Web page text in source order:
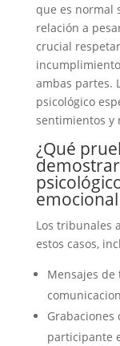
que es normal
relación a
crucial
ambas partes.
psicológico
sentimientos y
¿Qué
Los tribunales
estos casos,
Mensajes de
Grabaciones
participante